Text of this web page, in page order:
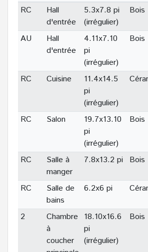
RC
Hall
d'entrée
5.3x7.8 pi
(irrégulier)
Bois
AU
Hall
d'entrée
4.11x7.10
pi
(irrégulier)
Bois
RC Cuisine
11.4x14.5
pi
(irrégulier)
RC Salon
19.7x13.10
pi
(irrégulier)
Bois
RC
Salle à
manger
7.8x13.2 pi Bois
RC
Salle de
bains
6.2x6 pi
2
Chambre
à
coucher
18.10x16.6
pi
(irrégulier)
Bois